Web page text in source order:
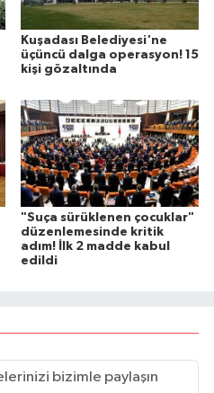
Kuşadası Belediyesi'ne
üçüncü dalga operasyon! 15
kişi gözaltında
"Suça sürüklenen çocuklar"
düzenlemesinde kritik
adım! İlk 2 madde kabul
edildi